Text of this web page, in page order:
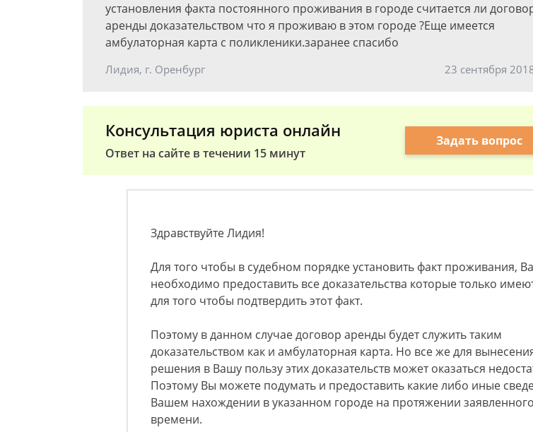
установления факта постоянного проживания в городе считается ли
аренды доказательством что я проживаю в этом городе ?Еще имеется
амбулаторная карта с поликленики.заранее спасибо
Лидия, г. Оренбург 23 сентября
Консультация юриста онлайн
Ответ на сайте в течении 15 минут
Задать вопрос
Здравствуйте Лидия!
Для того чтобы в судебном порядке установить факт проживания,
необходимо предоставить все доказательства которые только
для того чтобы подтвердить этот факт.
Поэтому в данном случае договор аренды будет служить таким
доказательством как и амбулаторная карта. Но все же для
решения в Вашу пользу этих доказательств может оказаться
Поэтому Вы можете подумать и предоставить какие либо иные
Вашем нахождении в указанном городе на протяжении заявленного
времени.